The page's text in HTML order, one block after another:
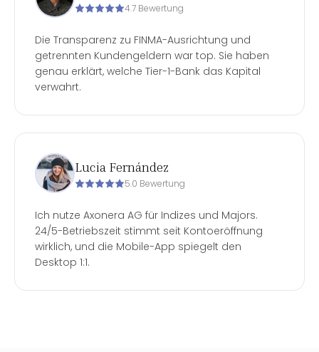
4.7 Bewertung
Die Transparenz zu FINMA-Ausrichtung und
getrennten Kundengeldern war top. Sie haben
genau erklärt, welche Tier-1-Bank das Kapital
verwahrt.
Lucia Fernández
5.0 Bewertung
Ich nutze Axonera AG für Indizes und Majors.
24/5-Betriebszeit stimmt seit Kontoeröffnung
wirklich, und die Mobile-App spiegelt den
Desktop 1:1.